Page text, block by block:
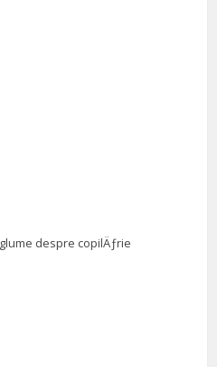
despre copilÄƒrie